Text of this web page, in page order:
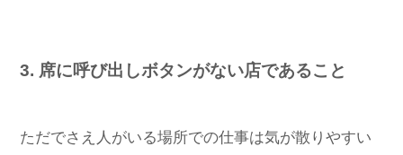
3. 席に呼び出しボタンがない店であること
ただでさえ人がいる場所での仕事は気が散りやすい